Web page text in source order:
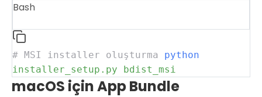
Bash
# MSI installer oluşturma
python
installer_setup.py
bdist_msi
macOS için App Bundle